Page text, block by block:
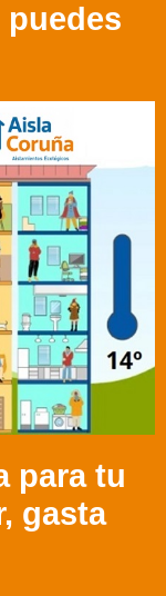
para tu
gasta